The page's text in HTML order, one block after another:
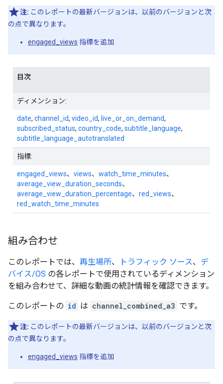
注: このレポートの最新バージョンは、以前のバージョンと次
の点で異なります。
engaged_views 指標を追加
目次
ディメンション:
date, channel_id, video_id, live_or_on_demand,
subscribed_status, country_code, subtitle_language,
subtitle_language_autotranslated
指標:
engaged_views、 views、 watch_time_minutes、
average_view_duration_seconds、
average_view_duration_percentage、 red_views、
red_watch_time_minutes
組み合わせ
このレポートでは、 再生場所、 トラフィック ソース、 デ
バイス/OS の各レポートで使用されているディメンション
を組み合わせて、詳細な動画の統計情報を確認できます。
このレポートの id は channel_combined_a3 です。
注: このレポートの最新バージョンは、以前のバージョンと次
の点で異なります。
engaged_views 指標を追加